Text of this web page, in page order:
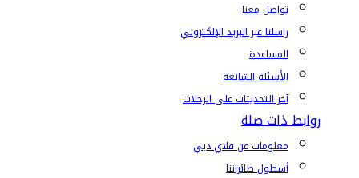
تواصل معنا
راسلنا عبر البريد الإلكتروني
المساعدة
الأسئلة الشائعة
آخر التحديثات على الرحلات
روابط ذات صلة
معلومات عن فلاي دبي
أسطول طائراتنا